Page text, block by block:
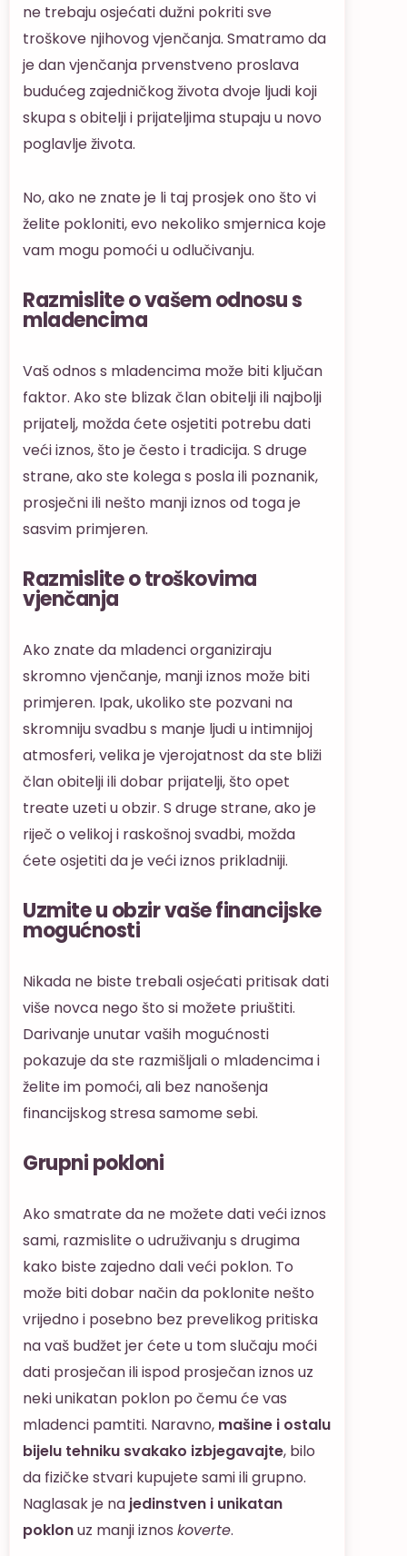
ne trebaju osjećati dužni pokriti sve
troškove njihovog vjenčanja. Smatramo da
je dan vjenčanja prvenstveno proslava
budućeg zajedničkog života dvoje ljudi koji
skupa s obitelji i prijateljima stupaju u novo
poglavlje života.
No, ako ne znate je li taj prosjek ono što vi
želite pokloniti, evo nekoliko smjernica koje
vam mogu pomoći u odlučivanju.
Razmislite o vašem odnosu s
mladencima
Vaš odnos s mladencima može biti ključan
faktor. Ako ste blizak član obitelji ili najbolji
prijatelj, možda ćete osjetiti potrebu dati
veći iznos, što je često i tradicija. S druge
strane, ako ste kolega s posla ili poznanik,
prosječni ili nešto manji iznos od toga je
sasvim primjeren.
Razmislite o troškovima
vjenčanja
Ako znate da mladenci organiziraju
skromno vjenčanje, manji iznos može biti
primjeren. Ipak, ukoliko ste pozvani na
skromniju svadbu s manje ljudi u intimnijoj
atmosferi, velika je vjerojatnost da ste bliži
član obitelji ili dobar prijatelji, što opet
treate uzeti u obzir. S druge strane, ako je
riječ o velikoj i raskošnoj svadbi, možda
ćete osjetiti da je veći iznos prikladniji.
Uzmite u obzir vaše financijske
mogućnosti
Nikada ne biste trebali osjećati pritisak dati
više novca nego što si možete priuštiti.
Darivanje unutar vaših mogućnosti
pokazuje da ste razmišljali o mladencima i
želite im pomoći, ali bez nanošenja
financijskog stresa samome sebi.
Grupni pokloni
Ako smatrate da ne možete dati veći iznos
sami, razmislite o udruživanju s drugima
kako biste zajedno dali veći poklon. To
može biti dobar način da poklonite nešto
vrijedno i posebno bez prevelikog pritiska
na vaš budžet jer ćete u tom slučaju moći
dati prosječan ili ispod prosječan iznos uz
neki unikatan poklon po čemu će vas
mladenci pamtiti. Naravno, mašine i ostalu
bijelu tehniku svakako izbjegavajte, bilo
da fizičke stvari kupujete sami ili grupno.
Naglasak je na jedinstven i unikatan
poklonuz manji iznos koverte.